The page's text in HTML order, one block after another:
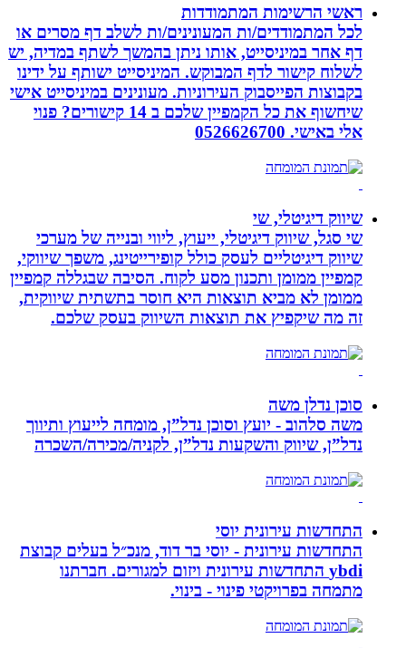
ראשי הרשימות המתמודדות
לכל המתמודדים/ות המעונינים/ות לשלב דף מסרים או
דף אחר במיניסייט, אותו ניתן בהמשך לשתף במדיה, יש
לשלוח קישור לדף המבוקש. המיניסייט ישותף על ידינו
בקבוצות הפייסבוק העירוניות. מעונינים במיניסייט אישי
שיחשוף את כל הקמפיין שלכם ב 14 קישורים? פנוי
אלי באישי. 0526626700
שיווק דיגיטלי, שי
שי סגל, שיווק דיגיטלי, ייעוץ, ליווי ובנייה של מערכי
שיווק דיגיטליים לעסק כולל קופירייטינג, משפך שיווקי,
קמפיין ממומן ותכנון מסע לקוח. הסיבה שבגללה קמפיין
ממומן לא מביא תוצאות היא חוסר בתשתית שיווקית,
זה מה שיקפיץ את תוצאות השיווק בעסק שלכם.
סוכן נדלן משה
משה סלהוב - יועץ וסוכן נדל”ן, מומחה לייעוץ ותיווך
נדל”ן, שיווק והשקעות נדל”ן, לקניה/מכירה/השכרה
התחדשות עירונית יוסי
התחדשות עירונית - יוסי בר דוד, מנכ״ל בעלים קבוצת
ybdi התחדשות עירונית ויזום למגורים. חברתנו
מתמחה בפרויקטי פינוי - בינוי.